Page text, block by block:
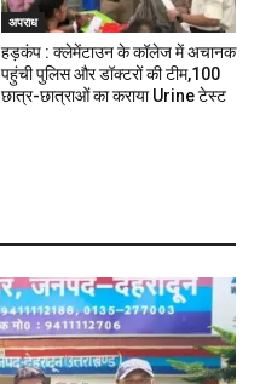
अपराध
हड़कंप : क्लेमेंटाउन के कॉलेज में अचानक
पहुंची पुलिस और डॉक्टरों की टीम,100
छात्र-छात्राओं का कराया Urine टेस्ट